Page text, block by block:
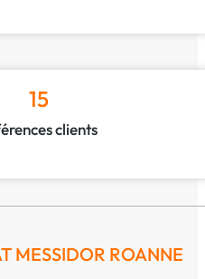
15
clients
MESSIDOR ROANNE